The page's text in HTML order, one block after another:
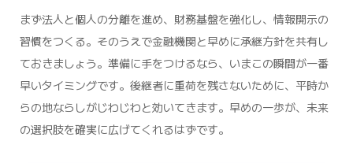
まず法人と個人の分離を進め、財務基盤を強化し、情報開示の
習慣をつくる。そのうえで金融機関と早めに承継方針を共有し
ておきましょう。準備に手をつけるなら、いまこの瞬間が一番
早いタイミングです。後継者に重荷を残さないために、平時か
らの地ならしがじわじわと効いてきます。早めの一歩が、未来
の選択肢を確実に広げてくれるはずです。